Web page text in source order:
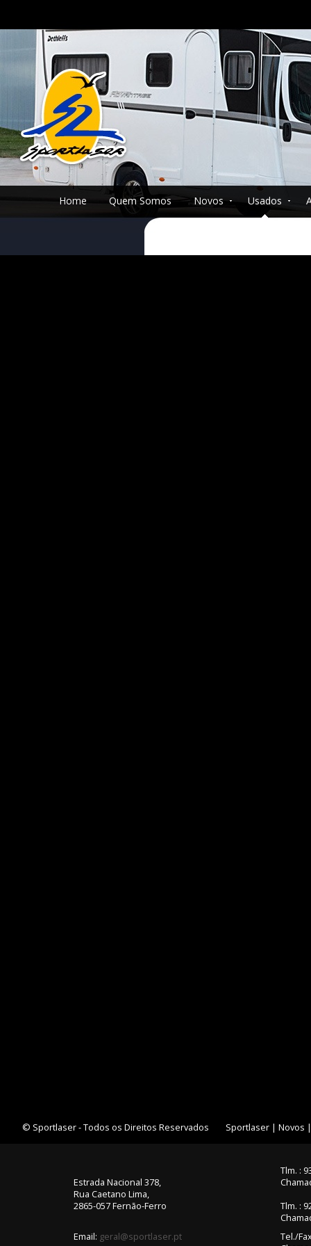
Home Quem Somos Novos Usados
© Sportlaser - Todos os Direitos Reservados Sportlaser |Novos
Estrada Nacional 378,
Rua Caetano Lima,
2865-057 Fernão-Ferro
Email: geral@sportlaser.pt
Tlm. :
Tlm. :
Tel./